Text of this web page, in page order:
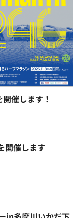
催します！
開催します